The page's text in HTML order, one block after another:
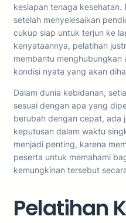
kesiapan tenaga
setelah menyelesaikan
cukup siap untuk terjun ke
kenyataannya, pelatihan
membantu
kondisi nyata yang akan
Dalam dunia kebidanan,
sesuai dengan apa yang
berubah dengan cepat, ada
keputusan dalam waktu
menjadi penting, karena
peserta untuk memahami
kemungkinan tersebut
Pelatihan